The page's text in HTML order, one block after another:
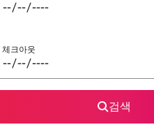
체크아웃
검색